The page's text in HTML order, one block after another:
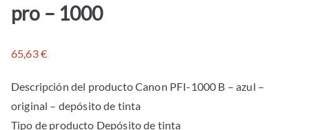
pro – 1000
65,63€
Descripción del producto Canon PFI-1000 B – azul –
original – depósito de tinta
Tipo de producto Depósito de tinta